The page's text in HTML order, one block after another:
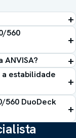
560
a estabilidade
560 DuoDeck